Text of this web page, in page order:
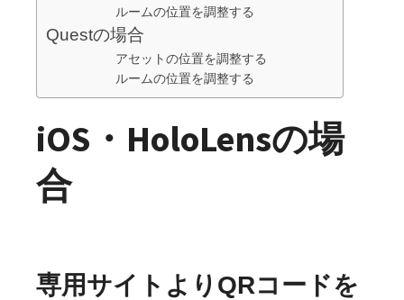
ルームの位置を調整する
Questの場合
アセットの位置を調整する
ルームの位置を調整する
iOS・HoloLensの場
合
専用サイトよりQRコードを